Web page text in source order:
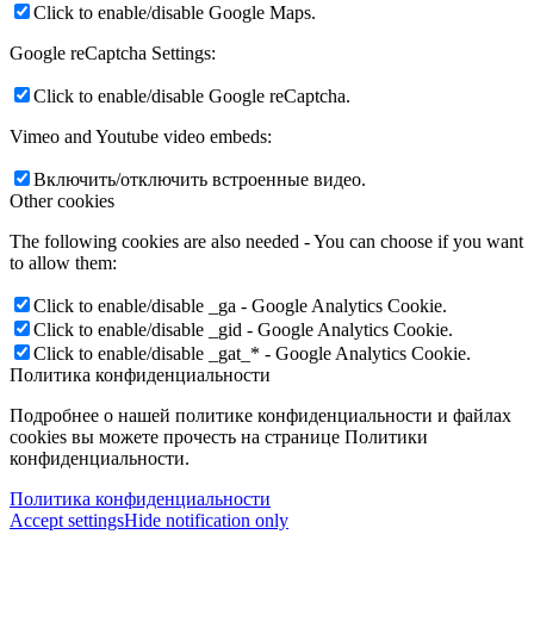
Click to enable/disable Google Maps.
Google reCaptcha Settings:
Click to enable/disable Google reCaptcha.
Vimeo and Youtube video embeds:
Включить/отключить встроенные видео.
Other cookies
The following cookies are also needed - You can choose if you want
to allow them:
Click to enable/disable _ga - Google Analytics Cookie.
Click to enable/disable _gid - Google Analytics Cookie.
Click to enable/disable _gat_* - Google Analytics Cookie.
Политика конфиденциальности
Подробнее о нашей политике конфиденциальности и файлах
cookies вы можете прочесть на странице Политики
конфиденциальности.
Политика конфиденциальности
Accept settingsHide notification only